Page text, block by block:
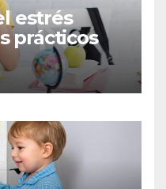
estrés
prácticos